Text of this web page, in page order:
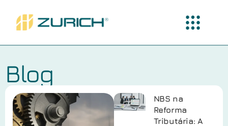
Blog
NBS na
Reforma
Tributária: A